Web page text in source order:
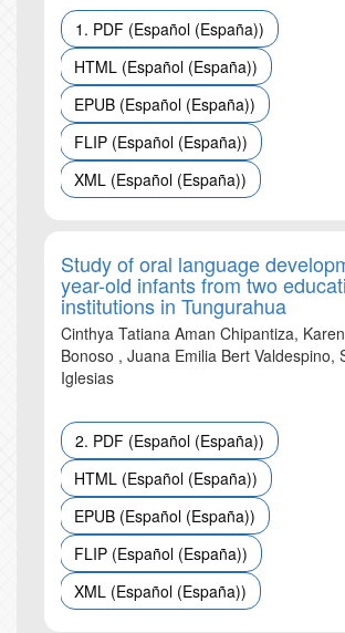
1. PDF (Español (España))
HTML (Español (España))
EPUB (Español (España))
FLIP (Español (España))
XML (Español (España))
Study of oral language
year-old infants from two
institutions in Tungurahua
Cinthya Tatiana Aman Chipantiza,
Bonoso , Juana Emilia Bert Valdespino,
Iglesias
2. PDF (Español (España))
HTML (Español (España))
EPUB (Español (España))
FLIP (Español (España))
XML (Español (España))